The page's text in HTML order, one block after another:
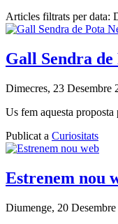
Articles filtrats per data:
Gall Sendra
Dimecres, 23 Desembre
Us fem aquesta proposta
Publicat a Curiositats
Estrenem nou
Diumenge, 20